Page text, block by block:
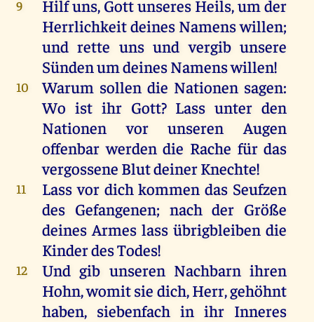
9 Hilfuns, Gottunseres Heils,um der
Herrlichkeitdeines Namenswillen;
und rette uns und vergib unsere
SündenumdeinesNamenswillen!
10 Warum sollen die Nationen sagen:
Wo ist ihr Gott? Lassunter den
NationenvorunserenAugen
offenbar werden die Rache für das
vergossene BlutdeinerKnechte!
11 Lassvor dich kommen das Seufzen
des Gefangenen; nach der Größe
deines Armeslassübrigbleiben die
KinderdesTodes!
12 Und gib unseren Nachbarn ihren
Hohn,womitsie dich,Herr,gehöhnt
haben, siebenfach in ihr Inneres